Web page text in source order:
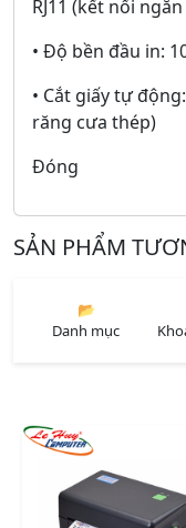
RJ11 (kết nối
• Độ bền đầu in:
• Cắt giấy tự
răng cưa thép)
Đóng
SẢN PHẨM
📂
Danh mục